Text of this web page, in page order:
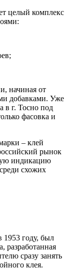
целый комплекс
начиная от
добавками. Уже
в г. Тосно под
фасовка и
– клей
рынок
индикацию
схожих
году, был
разработанная
сразу занять
клея.